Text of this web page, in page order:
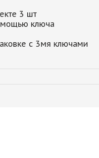
3 шт
ключа
с 3мя ключами